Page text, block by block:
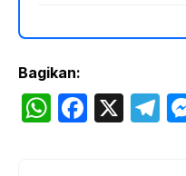
Bagikan:
W F
X
T